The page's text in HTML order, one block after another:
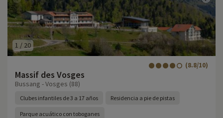
1 / 20
Massif des Vosges
(8.8/10)
Bussang - Vosges (88)
Clubes infantiles de 3 a 17 años Residencia a pie de pistas
Parque acuático con toboganes